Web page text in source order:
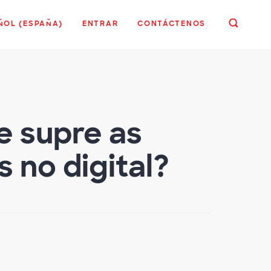
(ESPAÑA) ENTRAR CONTÁCTENOS
supre as
no digital?